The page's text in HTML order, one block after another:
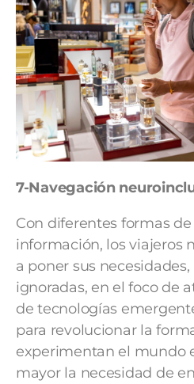
7-Navegación
Con diferentes formas
información, los viajeros
a poner sus
ignoradas, en el foco de
de tecnologías
para revolucionar la
experimentan el mundo
mayor la necesidad de